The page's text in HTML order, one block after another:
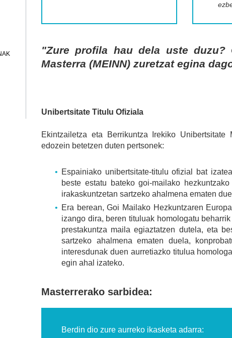
"Zure profila hau dela uste duzu?
Masterra (MEINN) zuretzat egina
Unibertsitate Titulu Ofiziala
Ekintzailetza eta Berrikuntza Irekiko
edozein betetzen duten pertsonek:
Espainiako unibertsitate-titulu ofizial bat
beste estatu bateko goi-mailako
irakaskuntzetan sartzeko ahalmena ematen
Era berean, Goi Mailako Hezkuntzaren
izango dira, beren tituluak homologatu
prestakuntza maila egiaztatzen dutela, eta
sartzeko ahalmena ematen duela,
interesdunak duen aurretiazko titulua
egin ahal izateko.
Masterrerako sarbidea:
Berdin dio zure aurreko ikasketa adarra: